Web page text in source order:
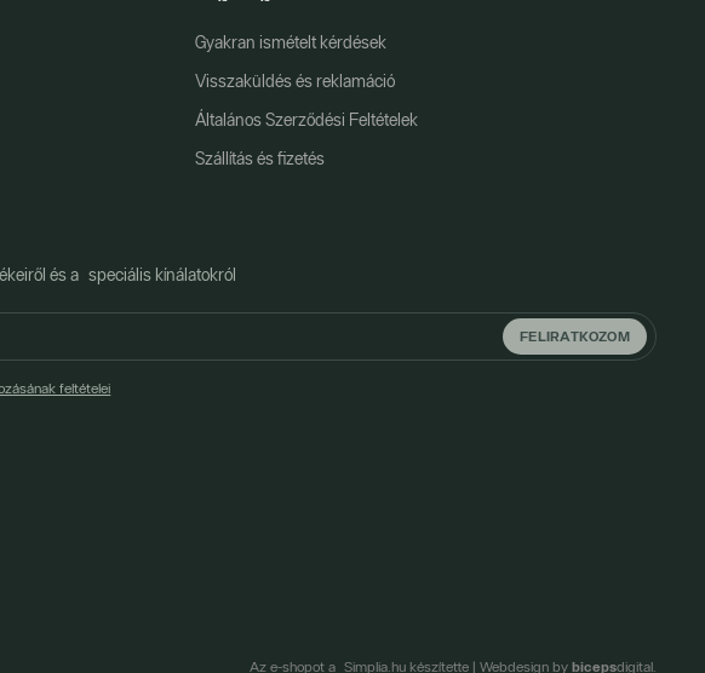
Gyakran ismételt kérdések
Visszaküldés és reklamáció
Általános Szerződési Feltételek
Szállítás és fizetés
és a speciális kínálatokról
FELIRATKOZOM
feltételei
Az e-shopot a Simplia.hu készítette | Webdesign by bicepsdigital.